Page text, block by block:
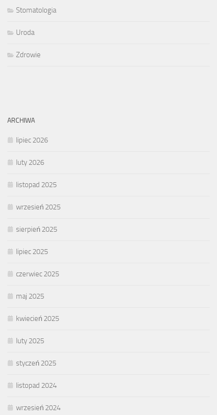
Stomatologia
Uroda
Zdrowie
ARCHIWA
lipiec 2026
luty 2026
listopad 2025
wrzesień 2025
sierpień 2025
lipiec 2025
czerwiec 2025
maj 2025
kwiecień 2025
luty 2025
styczeń 2025
listopad 2024
wrzesień 2024